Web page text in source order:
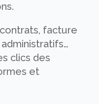
facture
clics des
et